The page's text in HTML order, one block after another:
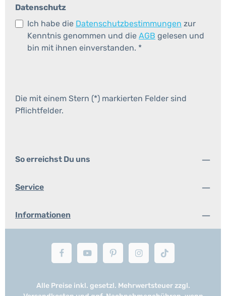
Datenschutz
Ich habe die Datenschutzbestimmungen zur
Kenntnis genommen und die AGB gelesen und
bin mit ihnen einverstanden. *
Die mit einem Stern (*) markierten Felder sind
Pflichtfelder.
So erreichst Du uns
Service
Informationen
Alle Preise inkl. gesetzl. Mehrwertsteuer zzgl.